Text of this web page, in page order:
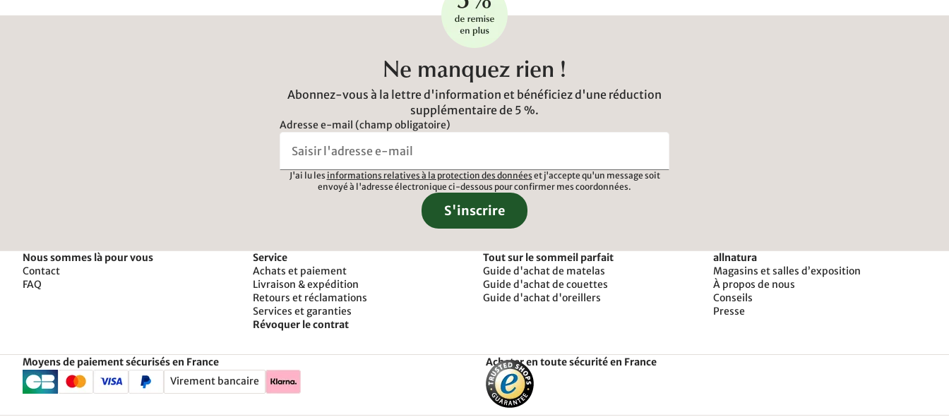
Ne manquez rien !
Abonnez-vous à la lettre d'information et bénéficiez d'une réduction
supplémentaire de 5 %.
Adresse e-mail (champ obligatoire)
J'ai lu les informations relatives à la protection des données et j'accepte qu'un message soit
envoyé à l'adresse électronique ci-dessous pour confirmer mes coordonnées.
S'inscrire
Nous sommes là pour vous
Contact
FAQ
Service
Achats et paiement
Livraison & expédition
Retours et réclamations
Services et garanties
Révoquer le contrat
Tout sur le sommeil parfait
Guide d'achat de matelas
Guide d'achat de couettes
Guide d'achat d'oreillers
allnatura
Magasins et salles d’exposition
À propos de nous
Conseils
Presse
Moyens de paiement sécurisés en France
Virement bancaire
Acheter en toute sécurité en France